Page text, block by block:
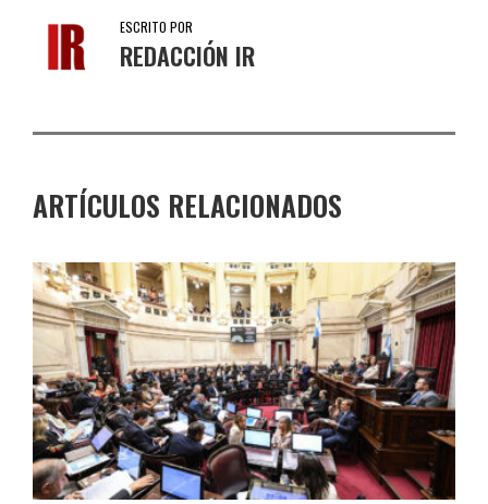
ESCRITO POR
REDACCIÓN IR
ARTÍCULOS RELACIONADOS